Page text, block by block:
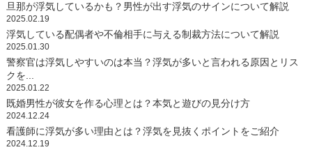
旦那が浮気しているかも？男性が出す浮気のサインについて解説
2025.02.19
浮気している配偶者や不倫相手に与える制裁方法について解説
2025.01.30
警察官は浮気しやすいのは本当？浮気が多いと言われる原因とリス
クを...
2025.01.22
既婚男性が彼女を作る心理とは？本気と遊びの見分け方
2024.12.24
看護師に浮気が多い理由とは？浮気を見抜くポイントをご紹介
2024.12.19